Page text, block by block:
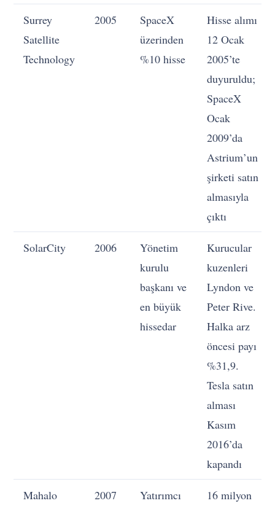
Surrey
Satellite
Technology
2005
SpaceX
üzerinden
%10 hisse
Hisse alımı
12 Ocak
2005’te
duyuruldu;
SpaceX
Ocak
2009’da
Astrium’un
şirketi satın
almasıyla
çıktı
SolarCity 2006
Yönetim
kurulu
başkanı ve
en büyük
hissedar
Kurucular
kuzenleri
Lyndon ve
Peter Rive.
Halka arz
öncesi payı
%31,9.
Tesla satın
alması
Kasım
2016’da
kapandı
Mahalo 2007 Yatırımcı
16 milyon